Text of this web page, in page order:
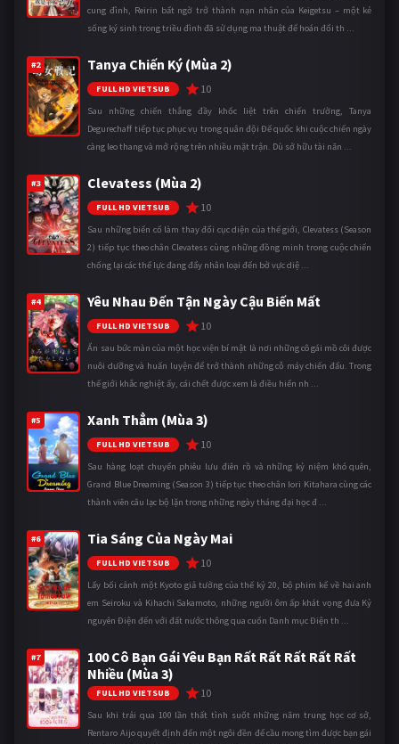
cung đình, Reirin bất ngờ trở thành nạn nhân của Keigetsu – một kẻ
sống ký sinh trong triều đình đã sử dụng ma thuật để hoán đổi th ...
#2 Tanya Chiến Ký (Mùa 2)
FULL HD VIETSUB 10
Sau những chiến thắng đầy khốc liệt trên chiến trường, Tanya
Degurechaff tiếp tục phục vụ trong quân đội Đế quốc khi cuộc chiến ngày
càng leo thang và mở rộng trên nhiều mặt trận. Dù sở hữu tài năn ...
#3 Clevatess (Mùa 2)
FULL HD VIETSUB 10
Sau những biến cố làm thay đổi cục diện của thế giới, Clevatess (Season
2) tiếp tục theo chân Clevatess cùng những đồng minh trong cuộc chiến
chống lại các thế lực đang đẩy nhân loại đến bờ vực diệ ...
#4 Yêu Nhau Đến Tận Ngày Cậu Biến Mất
FULL HD VIETSUB 10
Ẩn sau bức màn của một học viện bí mật là nơi những cô gái mồ côi được
nuôi dưỡng và huấn luyện để trở thành những cỗ máy chiến đấu. Trong
thế giới khắc nghiệt ấy, cái chết được xem là điều hiển nh ...
#5 Xanh Thẳm (Mùa 3)
FULL HD VIETSUB 10
Sau hàng loạt chuyến phiêu lưu điên rồ và những kỷ niệm khó quên,
Grand Blue Dreaming (Season 3) tiếp tục theo chân Iori Kitahara cùng các
thành viên câu lạc bộ lặn trong những ngày tháng đại học đ ...
#6 Tia Sáng Của Ngày Mai
FULL HD VIETSUB 10
Lấy bối cảnh một Kyoto giả tưởng của thế kỷ 20, bộ phim kể về hai anh
em Seiroku và Kihachi Sakamoto, những người ôm ấp khát vọng đưa Kỷ
nguyên Điện đến với đất nước thông qua cuốn Danh mục Điện th ...
#7
100 Cô Bạn Gái Yêu Bạn Rất Rất Rất Rất Rất
Nhiều (Mùa 3)
FULL HD VIETSUB 10
Sau khi trải qua 100 lần thất tình suốt những năm trung học cơ sở,
Rentaro Aijo quyết định đến một ngôi đền để cầu mong tìm được bạn gái